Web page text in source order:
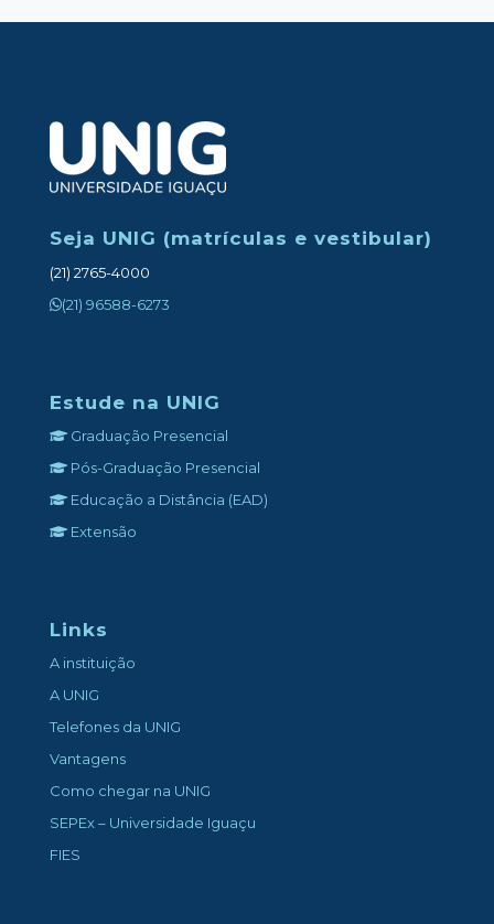
Seja UNIG (matrículas e vestibular)
(21) 2765-4000
(21) 96588-6273
Estude na UNIG
Graduação Presencial
Pós-Graduação Presencial
Educação a Distância (EAD)
Extensão
Links
A instituição
A UNIG
Telefones da UNIG
Vantagens
Como chegar na UNIG
SEPEx – Universidade Iguaçu
FIES